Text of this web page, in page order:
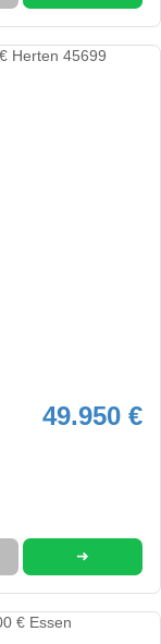
49.950 €
➜